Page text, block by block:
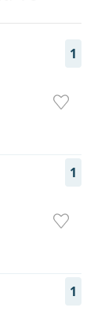
1
1
1